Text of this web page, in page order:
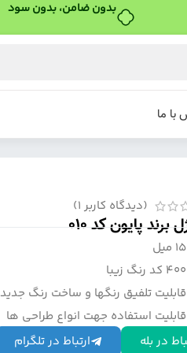
بدون ضامن، بدون سود
با ما
(دیدگاه کاربر 1
)
برند پایون کد 010
15 میل
400 کد رنگ زیبا
قابلیت تلفیق رنگها و ساخت رنگ جدید
قابلیت استفاده جهت انواع طراحی ها
در بله
ارتباط در تلگرام